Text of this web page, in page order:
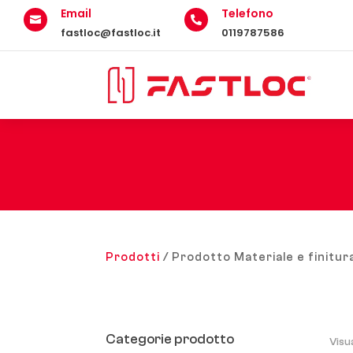
 Email
fastloc@fastloc.it
 Telefono
0119787586
Prodotti / Prodotto Materiale e
Categorie prodotto